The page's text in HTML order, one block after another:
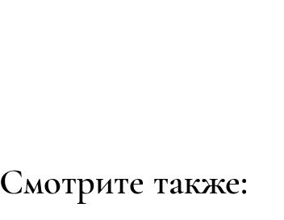
Смотрите также: